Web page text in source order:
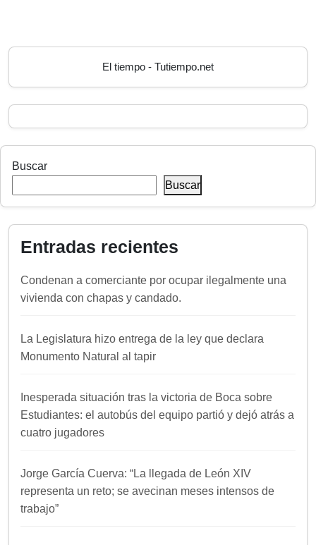
El tiempo - Tutiempo.net
Buscar
Buscar
Entradas recientes
Condenan a comerciante por ocupar ilegalmente una
vivienda con chapas y candado.
La Legislatura hizo entrega de la ley que declara
Monumento Natural al tapir
Inesperada situación tras la victoria de Boca sobre
Estudiantes: el autobús del equipo partió y dejó atrás a
cuatro jugadores
Jorge García Cuerva: “La llegada de León XIV
representa un reto; se avecinan meses intensos de
trabajo”